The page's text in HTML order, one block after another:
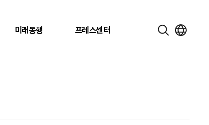
미래동행 프레스센터